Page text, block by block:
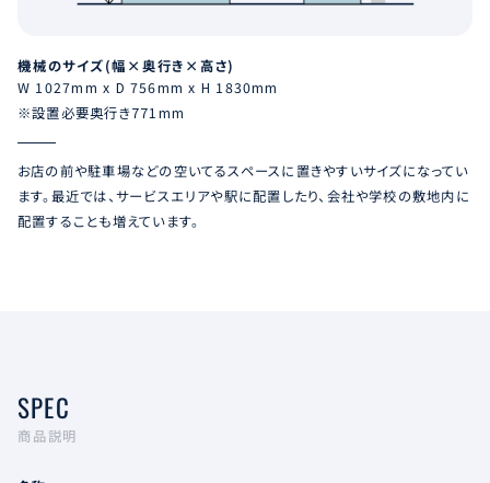
機械のサイズ(幅×奥行き×高さ)
W 1027mm x D 756mm x H 1830mm
※設置必要奥行き771mm
お店の前や駐車場などの空いてるスペースに置きやすいサイズになってい
ます。最近では、サービスエリアや駅に配置したり、会社や学校の敷地内に
配置することも増えています。
SPEC
商品説明